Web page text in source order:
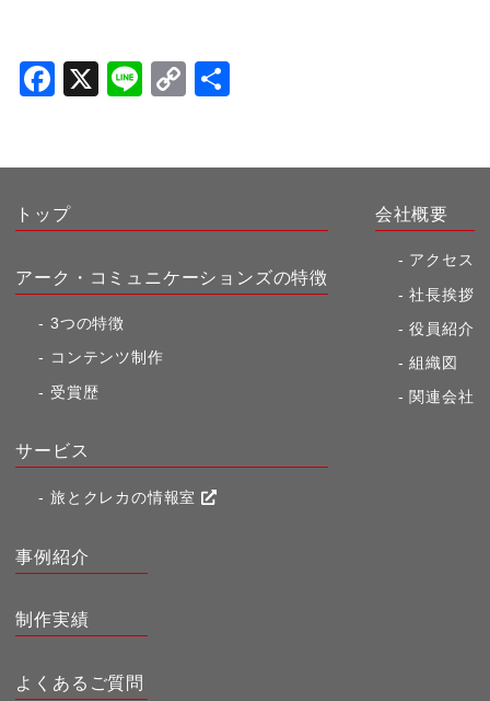
F
b
o
k
X
Li
C
k
トップ
アーク・コミュニケーションズの特徴
3つの特徴
コンテンツ制作
受賞歴
サービス
旅とクレカの情報室
会社概要
アクセス
社長挨拶
役員紹介
組織図
関連会社
事例紹介
制作実績
よくあるご質問